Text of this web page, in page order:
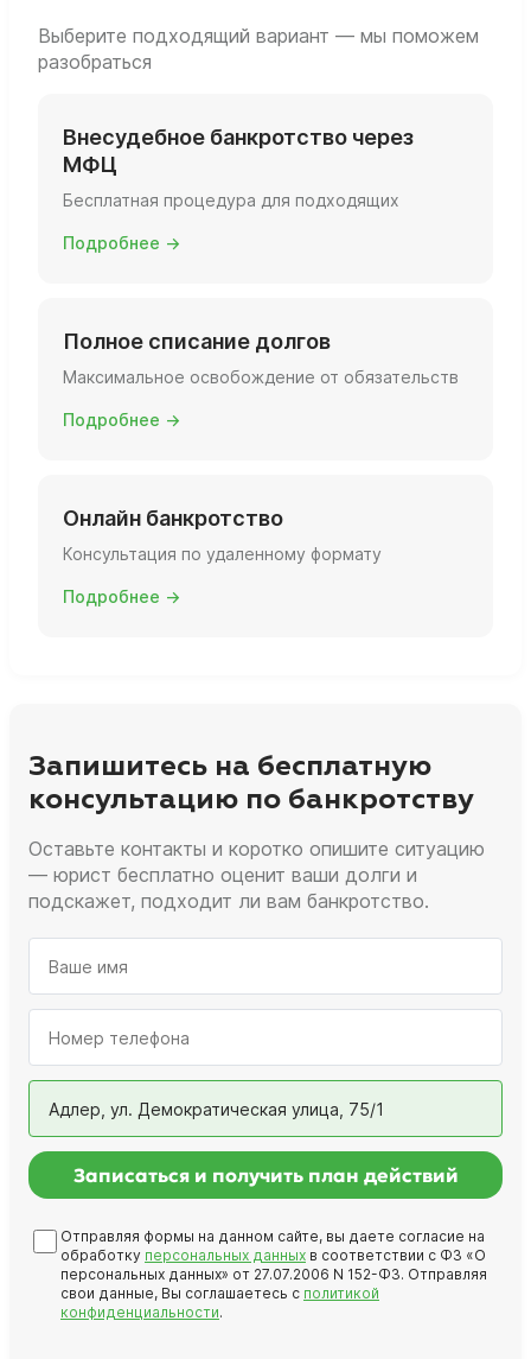
запускать.
Выберите подходящий вариант — мы поможем
разобраться
Внесудебное банкротство через
МФЦ
Бесплатная процедура для подходящих
Подробнее →
Полное списание долгов
Максимальное освобождение от обязательств
Подробнее →
Онлайн банкротство
Консультация по удаленному формату
Подробнее →
Запишитесь на бесплатную
консультацию по банкротству
Оставьте контакты и коротко опишите ситуацию
— юрист бесплатно оценит ваши долги и
подскажет, подходит ли вам банкротство.
Адлер, ул. Демократическая улица, 75/1
Записаться и получить план действий
Отправляя формы на данном сайте, вы даете согласие на
обработку персональных данных в соответствии с ФЗ «О
персональных данных» от 27.07.2006 N 152-ФЗ. Отправляя
свои данные, Вы соглашаетесь с политикой
конфиденциальности.